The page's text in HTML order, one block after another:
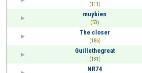
(111)
muybien
(53)
The closer
(186)
Guillethegreat
(131)
NR74